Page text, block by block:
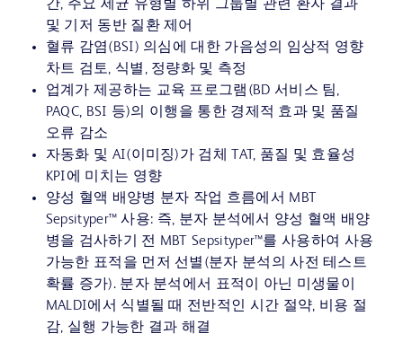
간, 주요 세균 유형별 하위 그룹별 관련 환자 결과
및 기저 동반 질환 제어
혈류 감염(BSI) 의심에 대한 가음성의 임상적 영향
차트 검토, 식별, 정량화 및 측정
업계가 제공하는 교육 프로그램(BD 서비스 팀,
PAQC, BSI 등)의 이행을 통한 경제적 효과 및 품질
오류 감소
자동화 및 AI(이미징)가 검체 TAT, 품질 및 효율성
KPI에 미치는 영향
양성 혈액 배양병 분자 작업 흐름에서 MBT
Sepsityper™ 사용: 즉, 분자 분석에서 양성 혈액 배양
병을 검사하기 전 MBT Sepsityper™를 사용하여 사용
가능한 표적을 먼저 선별(분자 분석의 사전 테스트
확률 증가). 분자 분석에서 표적이 아닌 미생물이
MALDI에서 식별될 때 전반적인 시간 절약, 비용 절
감, 실행 가능한 결과 해결